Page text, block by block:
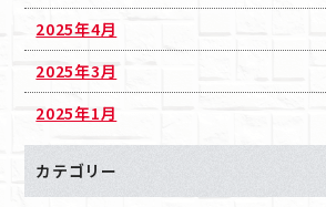
2025年4月
2025年3月
2025年1月
カテゴリー